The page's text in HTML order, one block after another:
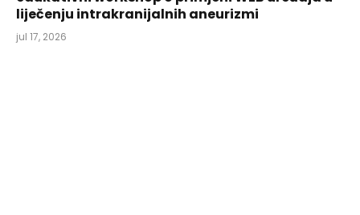
liječenju intrakranijalnih aneurizmi
jul 17, 2026